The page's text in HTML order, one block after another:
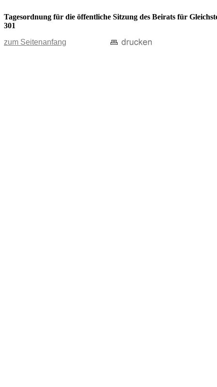
Tagesordnung für die öffentliche Sitzung des Beirats für
301
zum Seitenanfang